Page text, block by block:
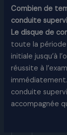
Combien de
conduite
Le disque de
toute la
initiale jusqu’à
réussite à
conduite
accompagnée